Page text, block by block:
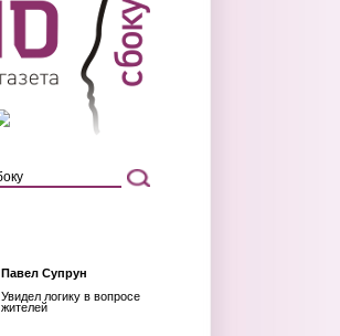
Павел Супрун
Увидел логику в вопросе
жителей